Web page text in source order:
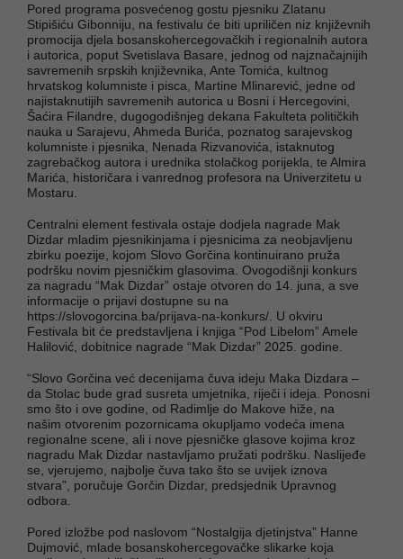
Pored programa posvećenog gostu pjesniku Zlatanu
Stipišiću Gibonniju, na festivalu će biti upriličen niz književnih
promocija djela bosanskohercegovačkih i regionalnih autora
i autorica, poput Svetislava Basare, jednog od najznačajnijih
savremenih srpskih književnika, Ante Tomića, kultnog
hrvatskog kolumniste i pisca, Martine Mlinarević, jedne od
najistaknutijih savremenih autorica u Bosni i Hercegovini,
Šaćira Filandre, dugogodišnjeg dekana Fakulteta političkih
nauka u Sarajevu, Ahmeda Burića, poznatog sarajevskog
kolumniste i pjesnika, Nenada Rizvanovića, istaknutog
zagrebačkog autora i urednika stolačkog porijekla, te Almira
Marića, historičara i vanrednog profesora na Univerzitetu u
Mostaru.
Centralni element festivala ostaje dodjela nagrade Mak
Dizdar mladim pjesnikinjama i pjesnicima za neobjavljenu
zbirku poezije, kojom Slovo Gorčina kontinuirano pruža
podršku novim pjesničkim glasovima. Ovogodišnji konkurs
za nagradu “Mak Dizdar” ostaje otvoren do 14. juna, a sve
informacije o prijavi dostupne su na
https://slovogorcina.ba/prijava-na-konkurs/. U okviru
Festivala bit će predstavljena i knjiga “Pod Libelom” Amele
Halilović, dobitnice nagrade “Mak Dizdar” 2025. godine.
“Slovo Gorčina već decenijama čuva ideju Maka Dizdara –
da Stolac bude grad susreta umjetnika, riječi i ideja. Ponosni
smo što i ove godine, od Radimlje do Makove hiže, na
našim otvorenim pozornicama okupljamo vodeća imena
regionalne scene, ali i nove pjesničke glasove kojima kroz
nagradu Mak Dizdar nastavljamo pružati podršku. Naslijeđe
se, vjerujemo, najbolje čuva tako što se uvijek iznova
stvara”, poručuje Gorčin Dizdar, predsjednik Upravnog
odbora.
Pored izložbe pod naslovom “Nostalgija djetinjstva” Hanne
Dujmović, mlade bosanskohercegovačke slikarke koja